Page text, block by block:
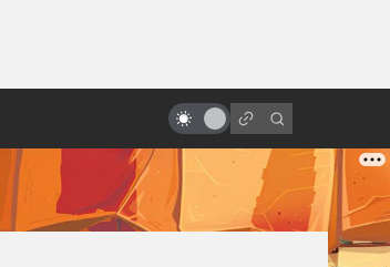
кино